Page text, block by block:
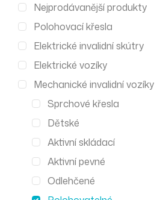
Nejprodávanější produkty
Polohovací křesla
Elektrické invalidní skútry
Elektrické vozíky
Mechanické invalidní vozíky
Sprchové křesla
Dětské
Aktivní skládací
Aktivní pevné
Odlehčené